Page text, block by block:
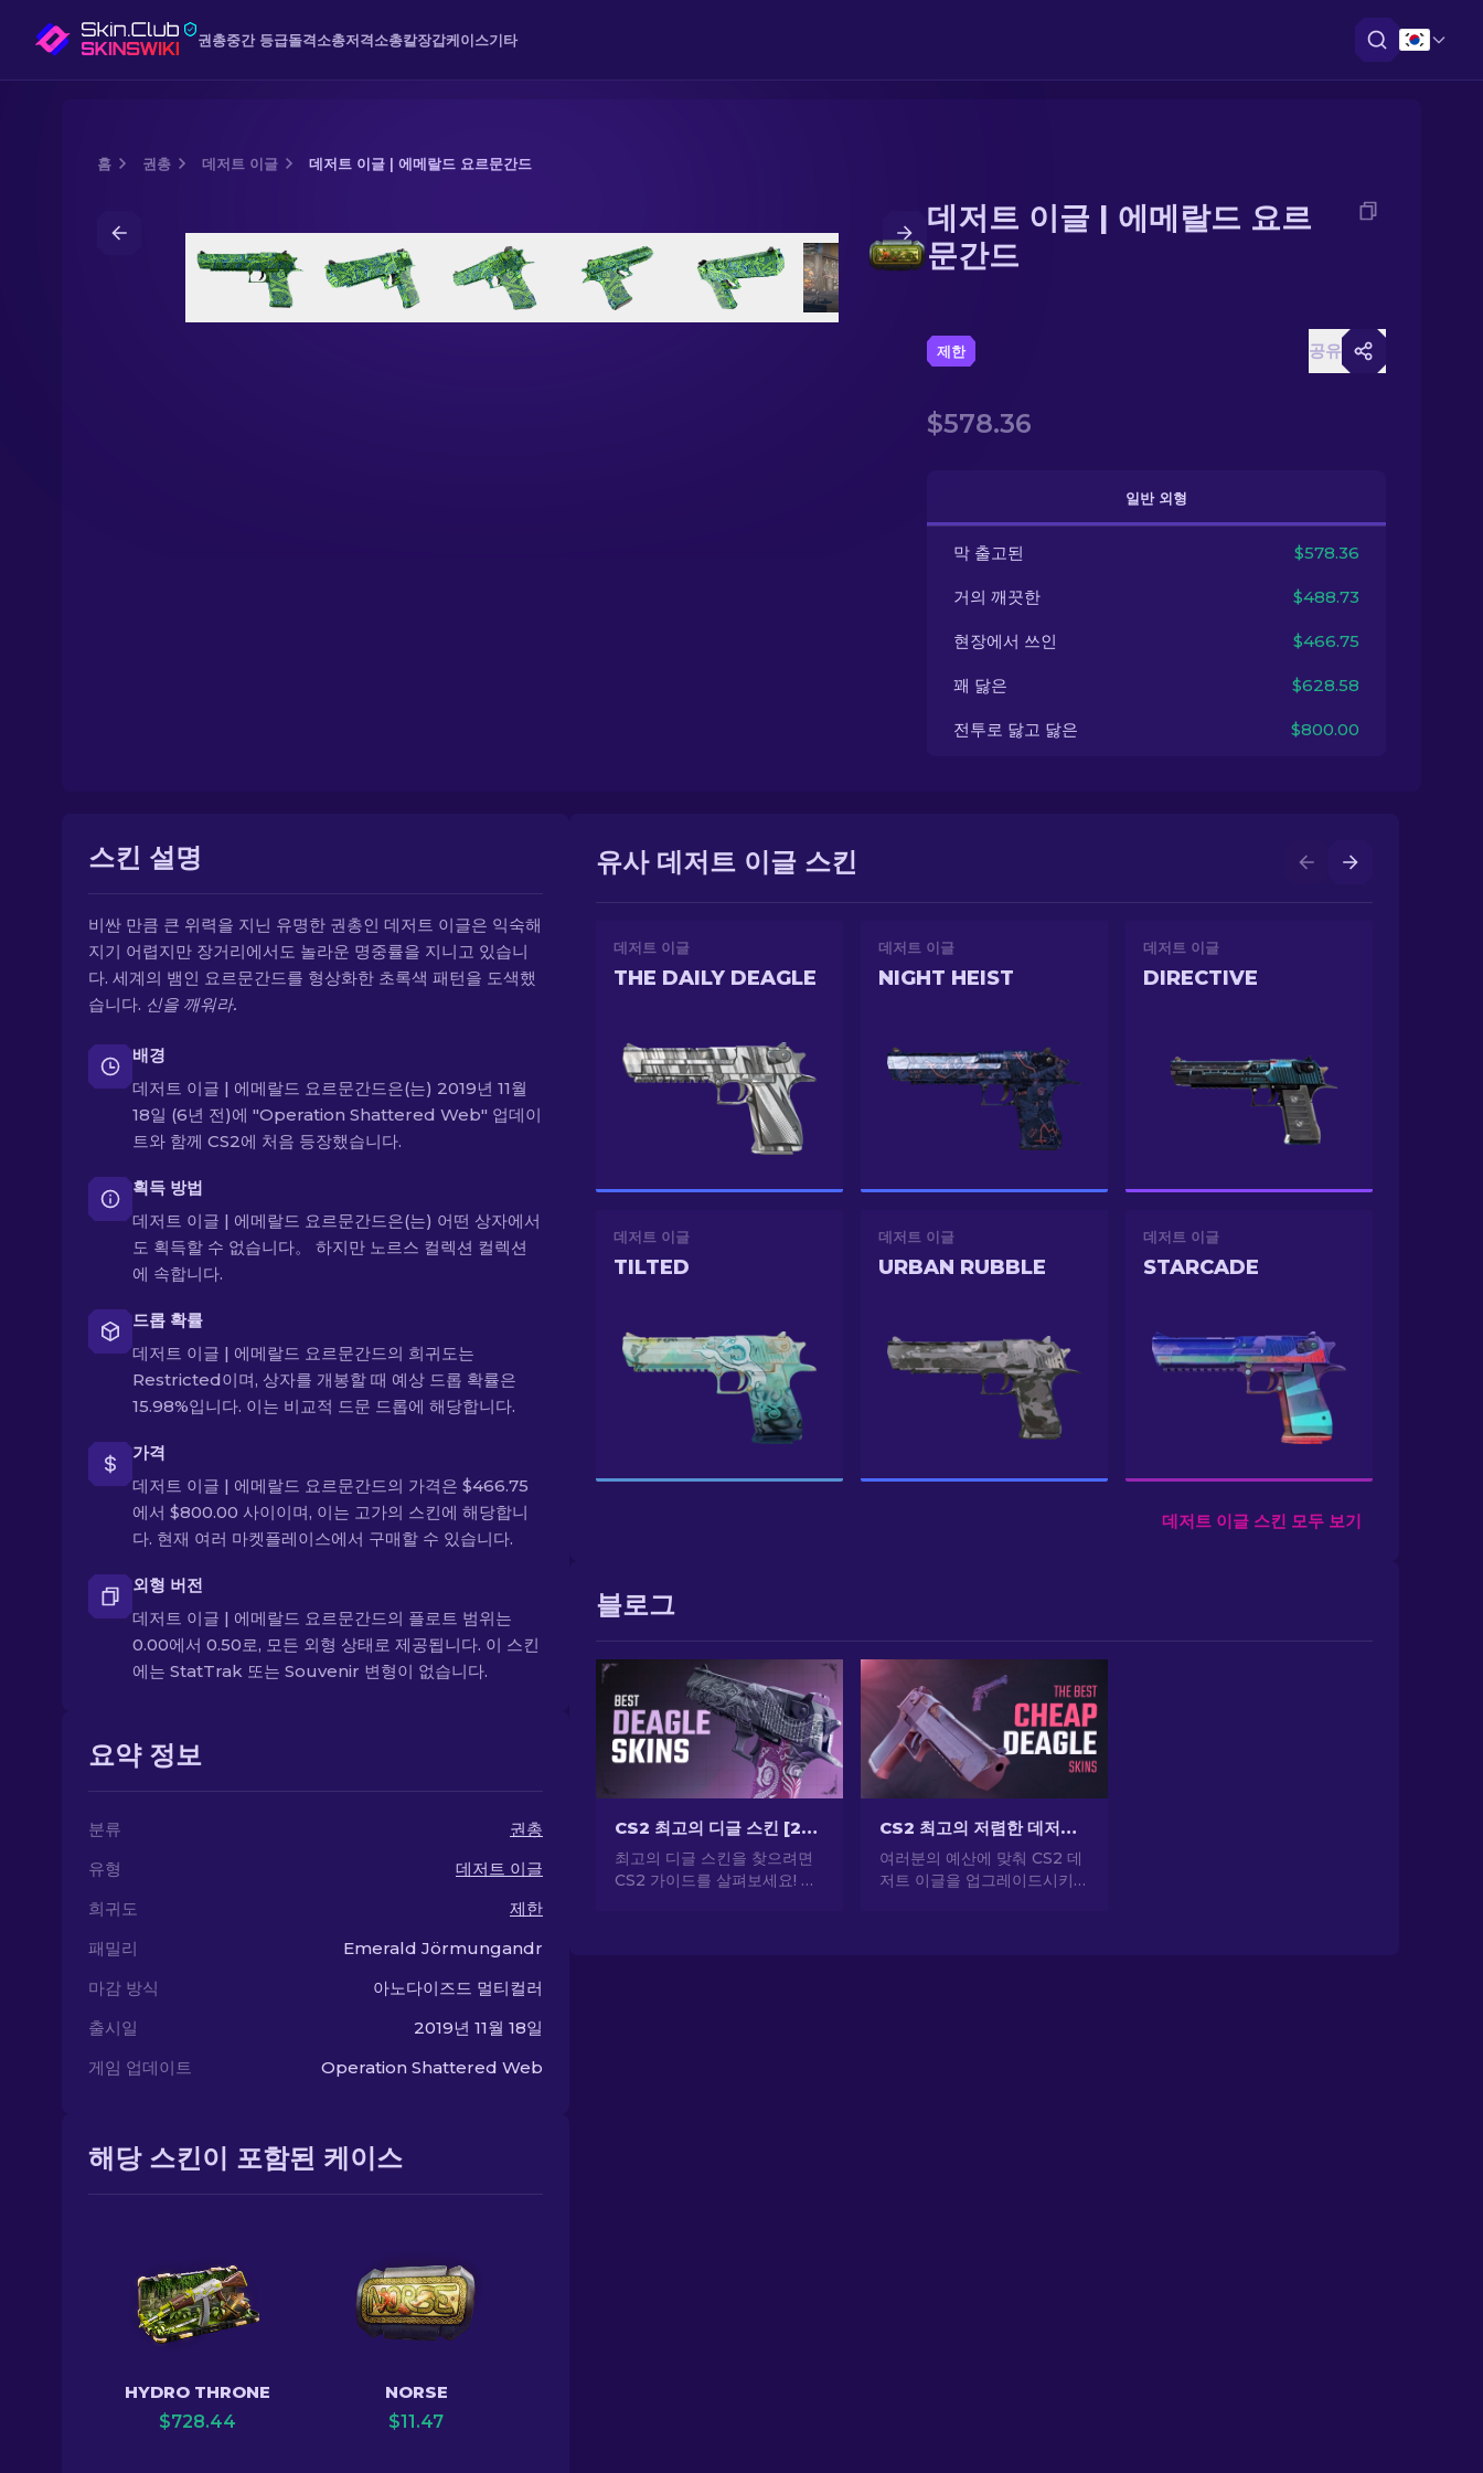
권총중간 등급돌격소총저격소총칼장갑케이스기타
홈 권총 데저트 이글 데저트 이글 | 에메랄드 요르문간드
데저트 이글 | 에메랄드 요르문간드
데저트 이글 | 에메랄드 요르
문간드
제한 공유
$578.36
일반 외형
막 출고된 $578.36
거의 깨끗한 $488.73
현장에서 쓰인 $466.75
꽤 닳은 $628.58
전투로 닳고 닳은 $800.00
스킨 설명
비싼 만큼 큰 위력을 지닌 유명한 권총인 데저트 이글은 익숙해
지기 어렵지만 장거리에서도 놀라운 명중률을 지니고 있습니
다. 세계의 뱀인 요르문간드를 형상화한 초록색 패턴을 도색했
습니다. 신을 깨워라.
배경
데저트 이글 | 에메랄드 요르문간드은(는) 2019년 11월
18일 (6년 전)에 "Operation Shattered Web" 업데이
트와 함께 CS2에 처음 등장했습니다.
획득 방법
데저트 이글 | 에메랄드 요르문간드은(는) 어떤 상자에서
도 획득할 수 없습니다。 하지만 노르스 컬렉션 컬렉션
에 속합니다.
드롭 확률
데저트 이글 | 에메랄드 요르문간드의 희귀도는
Restricted이며, 상자를 개봉할 때 예상 드롭 확률은
15.98%입니다. 이는 비교적 드문 드롭에 해당합니다.
가격
데저트 이글 | 에메랄드 요르문간드의 가격은 $466.75
에서 $800.00 사이이며, 이는 고가의 스킨에 해당합니
다. 현재 여러 마켓플레이스에서 구매할 수 있습니다.
외형 버전
데저트 이글 | 에메랄드 요르문간드의 플로트 범위는
0.00에서 0.50로, 모든 외형 상태로 제공됩니다. 이 스킨
에는 StatTrak 또는 Souvenir 변형이 없습니다.
요약 정보
분류
권총
유형
데저트 이글
희귀도
제한
패밀리
Emerald Jörmungandr
마감 방식
아노다이즈드 멀티컬러
출시일
2019년 11월 18일
게임 업데이트
Operation Shattered Web
해당 스킨이 포함된 케이스
HYDRO THRONE
$728.44
NORSE
$11.47
유사 데저트 이글 스킨
데저트 이글
THE DAILY DEAGLE
데저트 이글
NIGHT HEIST
데저트 이글
DIRECTIVE
데저트 이글
TILTED
데저트 이글
URBAN RUBBLE
데저트 이글
STARCADE
데저트 이글 스킨 모두 보기
블로그
CS2 최고의 디글 스킨 [2026]
최고의 디글 스킨을 찾으려면
CS2 가이드를 살펴보세요! 이
CS2 최고의 저렴한 데저트 이글 스킨
여러분의 예산에 맞춰 CS2 데
저트 이글을 업그레이드시키세